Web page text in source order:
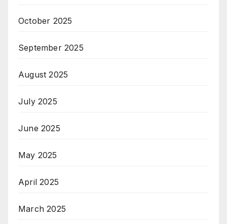
October 2025
September 2025
August 2025
July 2025
June 2025
May 2025
April 2025
March 2025